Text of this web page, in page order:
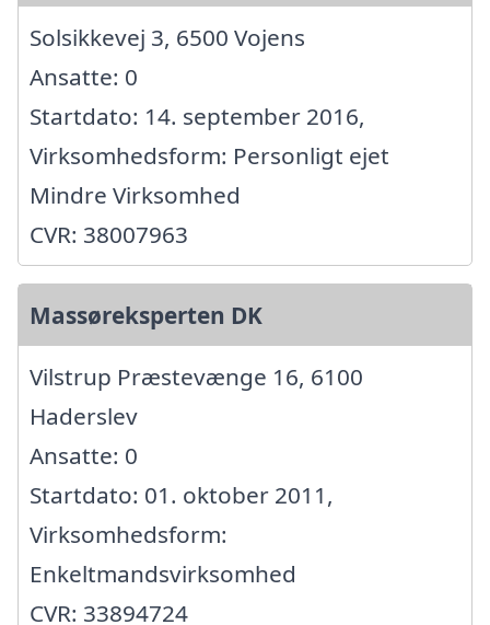
Solsikkevej 3, 6500 Vojens
Ansatte: 0
Startdato: 14. september 2016,
Virksomhedsform: Personligt ejet
Mindre Virksomhed
CVR: 38007963
Massøreksperten DK
Vilstrup Præstevænge 16, 6100
Haderslev
Ansatte: 0
Startdato: 01. oktober 2011,
Virksomhedsform:
Enkeltmandsvirksomhed
CVR: 33894724